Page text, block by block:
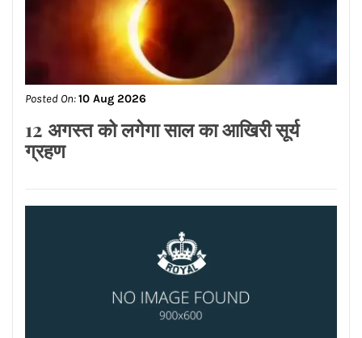
10 Aug 2026
रांची में प्रदर्शन कर रहे छात्रों पर पुलिस ने
किया लाठीचार्ज, विधानसभा की ओर बढ़ रहे हैं
प्रदर्शनकारी